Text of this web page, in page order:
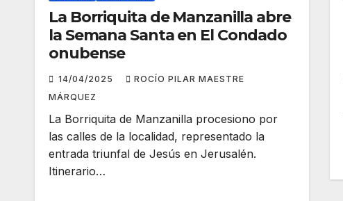
La Borriquita de Manzanilla abre
la Semana Santa en El Condado
onubense
14/04/2025
ROCÍO PILAR MAESTRE
MÁRQUEZ
La Borriquita de Manzanilla procesiono por
las calles de la localidad, representado la
entrada triunfal de Jesús en Jerusalén.
Itinerario…